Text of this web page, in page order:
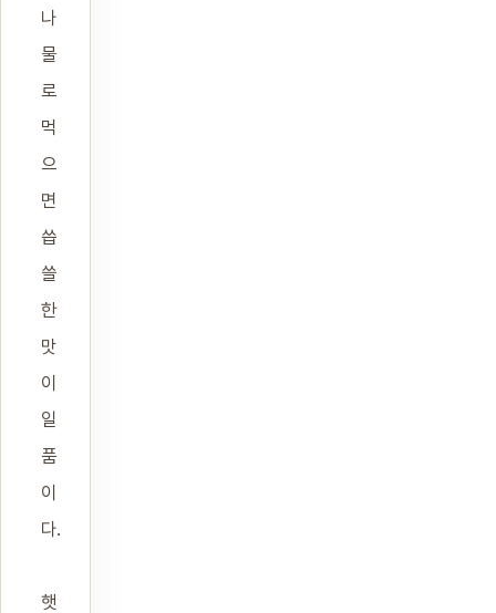
나
물
로
먹
으
면
씁
쓸
한
맛
이
일
품
이
다.
햇